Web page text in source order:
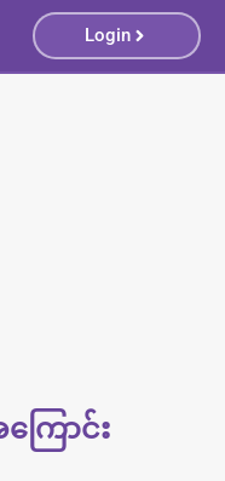
sitescasino sites
Login
ြောင်း